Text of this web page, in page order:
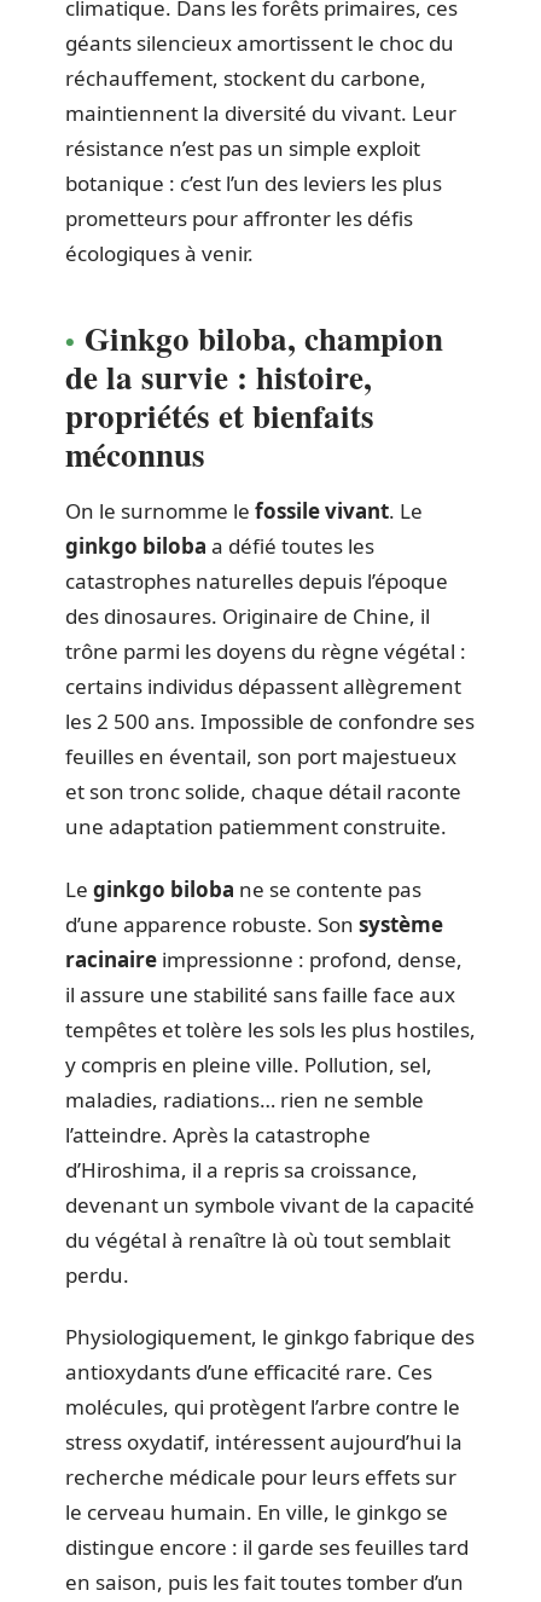
climatique. Dans les forêts primaires, ces
géants silencieux amortissent le choc du
réchauffement, stockent du carbone,
maintiennent la diversité du vivant. Leur
résistance n’est pas un simple exploit
botanique : c’est l’un des leviers les plus
prometteurs pour affronter les défis
écologiques à venir.
Ginkgo biloba, champion
de la survie : histoire,
propriétés et bienfaits
méconnus
On le surnomme le fossile vivant. Le
ginkgo biloba a défié toutes les
catastrophes naturelles depuis l’époque
des dinosaures. Originaire de Chine, il
trône parmi les doyens du règne végétal :
certains individus dépassent allègrement
les 2 500 ans. Impossible de confondre ses
feuilles en éventail, son port majestueux
et son tronc solide, chaque détail raconte
une adaptation patiemment construite.
Le ginkgo biloba ne se contente pas
d’une apparence robuste. Son système
racinaire impressionne : profond, dense,
il assure une stabilité sans faille face aux
tempêtes et tolère les sols les plus hostiles,
y compris en pleine ville. Pollution, sel,
maladies, radiations… rien ne semble
l’atteindre. Après la catastrophe
d’Hiroshima, il a repris sa croissance,
devenant un symbole vivant de la capacité
du végétal à renaître là où tout semblait
perdu.
Physiologiquement, le ginkgo fabrique des
antioxydants d’une efficacité rare. Ces
molécules, qui protègent l’arbre contre le
stress oxydatif, intéressent aujourd’hui la
recherche médicale pour leurs effets sur
le cerveau humain. En ville, le ginkgo se
distingue encore : il garde ses feuilles tard
en saison, puis les fait toutes tomber d’un